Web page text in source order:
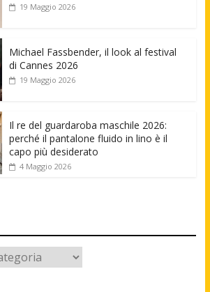
19 Maggio 2026
Michael Fassbender, il look al festival
di Cannes 2026
19 Maggio 2026
Il re del guardaroba maschile 2026:
perché il pantalone fluido in lino è il
capo più desiderato
4 Maggio 2026